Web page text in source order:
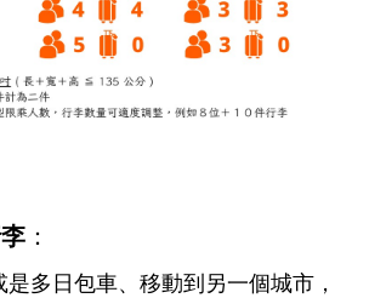
：
多日包車、移動到另一個城市，